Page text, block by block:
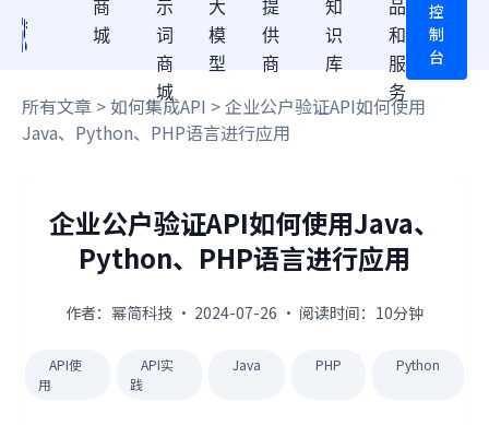
商
城
示
词
商
城
大
模
型
提
供
商
知
识
库
品
和
服
务
控
制
台
所有文章 >如何集成API > 企业公户验证API如何使用
Java、Python、PHP语言进行应用
企业公户验证API如何使用Java、
Python、PHP语言进行应用
作者：幂简科技 · 2024-07-26 · 阅读时间：10分钟
API使
用
API实
践
Java PHP Python